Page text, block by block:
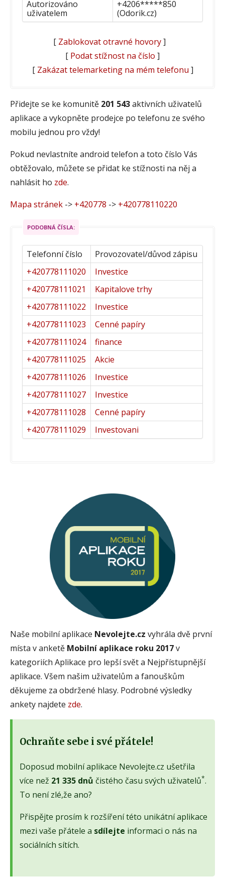
Autorizováno
uživatelem
+4206*****850
(Odorik.cz)
[ Zablokovat otravné hovory]
[ Podat stížnost na číslo ]
[ Zakázat telemarketing na mém telefonu ]
Přidejte se ke komunitě 201 543aktivních uživatelů
aplikace a vykopněte prodejce po telefonu ze svého
mobilu jednou pro vždy!
Pokud nevlastníte android telefon a toto číslo Vás
obtěžovalo, můžete se přidat ke stížnosti na něj a
nahlásit ho zde.
Mapa stránek -> +420778 -> +420778110220
PODOBNÁ ČÍSLA:
Telefonní číslo
Provozovatel/důvod zápisu
+420778111020
Investice
+420778111021
Kapitalove trhy
+420778111022
Investice
+420778111023
Cenné papíry
+420778111024
finance
+420778111025
Akcie
+420778111026
Investice
+420778111027
Investice
+420778111028
Cenné papíry
+420778111029
Investovani
Naše mobilní aplikace Nevolejte.cz vyhrála dvě první
místa v anketě Mobilní aplikace roku 2017v
kategoriích Aplikace pro lepší svět a Nejpřístupnější
aplikace. Všem našim uživatelům a fanouškům
děkujeme za obdržené hlasy. Podrobné výsledky
ankety najdete zde.
Ochraňte sebe i své přátele!
Doposud mobilní aplikace Nevolejte.cz ušetřila
více než 21 335 dnů čistého času svých uživatelů*.
To není zlé,že ano?
Přispějte prosím k rozšíření této unikátní aplikace
mezi vaše přátele a sdílejte informaci o nás na
sociálních sítích.